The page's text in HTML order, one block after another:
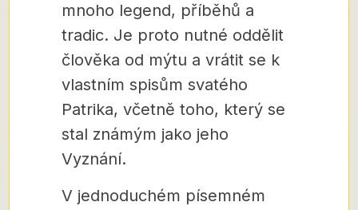
mnoho legend, příběhů a
tradic. Je proto nutné oddělit
člověka od mýtu a vrátit se k
vlastním spisům svatého
Patrika, včetně toho, který se
stal známým jako jeho
Vyznání.
V jednoduchém písemném